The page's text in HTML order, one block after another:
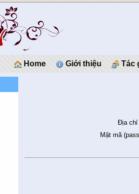
Home Giới thiệu Tác
Địa chỉ
Mật mã